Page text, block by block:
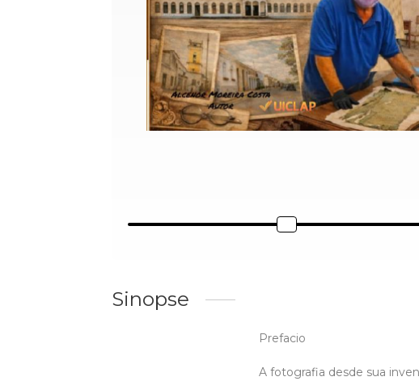
Sinopse
Prefacio
A fotografia desde sua